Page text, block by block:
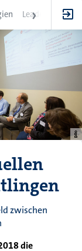
Leadership
zwischen
die